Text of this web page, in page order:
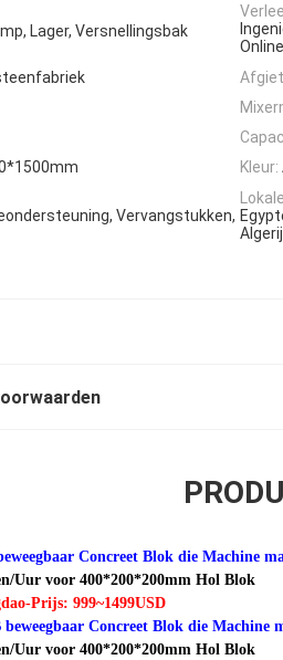
Lager, Versnellingsbak
Kleur:
Vervangstukken,
Concreet Blok die Machine
Uur voor 400*200*200mm Hol Blok
Prijs: 999~1499USD
Concreet Blok die Machine
Uur voor 400*200*200mm Hol Blok